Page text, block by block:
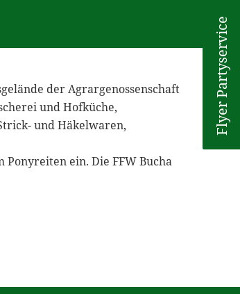
der Agrargenossenschaft
und Hofküche,
und Häkelwaren,
ein. Die FFW Bucha
Flyer Partyservice